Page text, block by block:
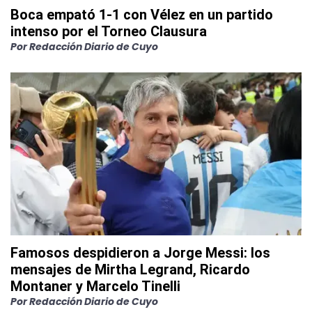
Boca empató 1-1 con Vélez en un partido
intenso por el Torneo Clausura
PorRedacción Diario de Cuyo
Famosos despidieron a Jorge Messi: los
mensajes de Mirtha Legrand, Ricardo
Montaner y Marcelo Tinelli
PorRedacción Diario de Cuyo